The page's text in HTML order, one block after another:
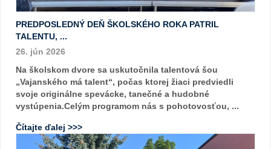
PREDPOSLEDNÝ DEŇ ŠKOLSKÉHO ROKA PATRIL
TALENTU, ...
26. jún 2026
Na školskom dvore sa uskutočnila talentová šou
„Vajanského má talent“, počas ktorej žiaci predviedli
svoje originálne spevácke, tanečné a hudobné
vystúpenia.Celým programom nás s pohotovosťou, ...
Čítajte ďalej >>>